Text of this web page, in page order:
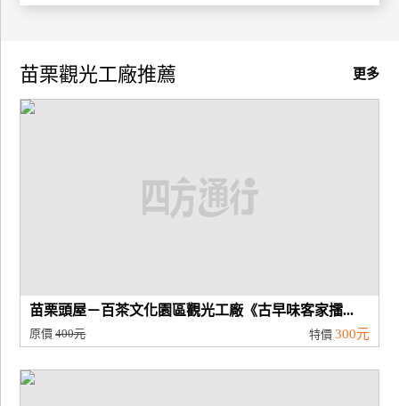
廠
合
品
宣
傳
更多
苗栗觀光工廠推薦
苗栗頭屋－百茶文化園區觀光工廠《古早味客家擂...
原價400元 特價 300元